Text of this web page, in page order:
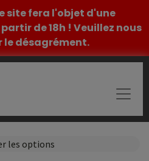
site fera l'objet d'une
de 18h ! Veuillez nous
le désagrément.
les options